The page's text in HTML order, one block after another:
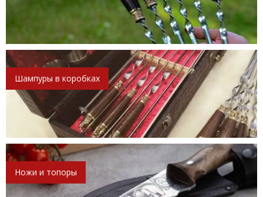
Шампуры в коробках
Ножи и топоры